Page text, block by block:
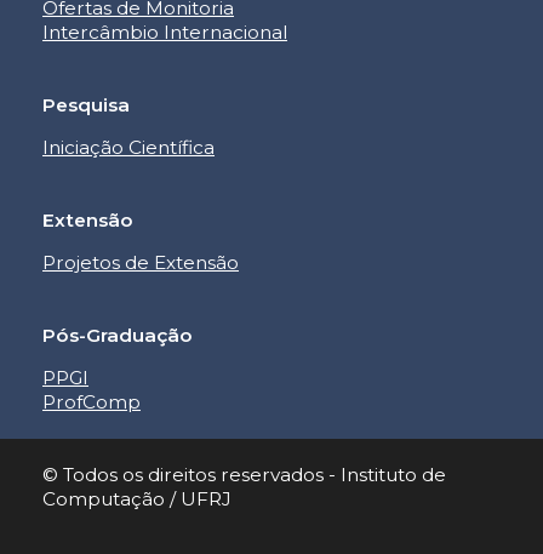
Ofertas de Monitoria
Intercâmbio Internacional
Pesquisa
Iniciação Científica
Extensão
Projetos de Extensão
Pós-Graduação
PPGI
ProfComp
© Todos os direitos reservados - Instituto de
Computação / UFRJ